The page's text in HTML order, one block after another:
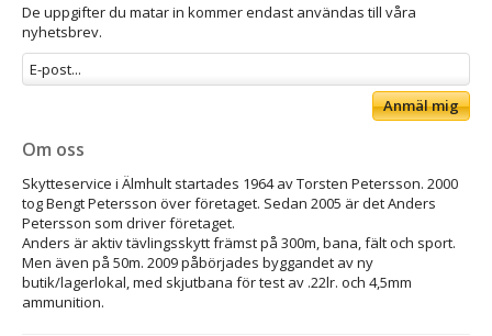
De uppgifter du matar in kommer endast användas till våra
nyhetsbrev.
Anmäl mig
Om oss
Skytteservice i Älmhult startades 1964 av Torsten Petersson. 2000
tog Bengt Petersson över företaget. Sedan 2005 är det Anders
Petersson som driver företaget.
Anders är aktiv tävlingsskytt främst på 300m, bana, fält och sport.
Men även på 50m. 2009 påbörjades byggandet av ny
butik/lagerlokal, med skjutbana för test av .22lr. och 4,5mm
ammunition.